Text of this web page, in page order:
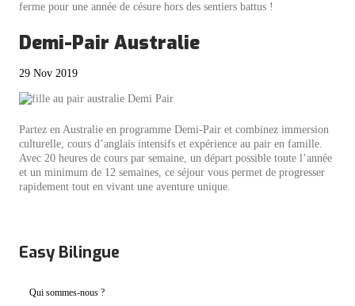
ferme pour une année de césure hors des sentiers battus !
Demi-Pair Australie
29 Nov 2019
Partez en Australie en programme Demi-Pair et combinez immersion
culturelle, cours d’anglais intensifs et expérience au pair en famille.
Avec 20 heures de cours par semaine, un départ possible toute l’année
et un minimum de 12 semaines, ce séjour vous permet de progresser
rapidement tout en vivant une aventure unique.
Easy Bilingue
Qui sommes-nous ?